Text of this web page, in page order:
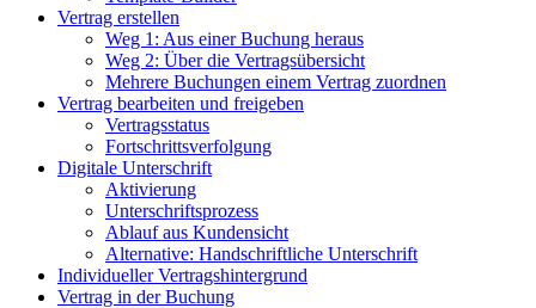
Vertrag erstellen
Weg 1: Aus einer Buchung heraus
Weg 2: Über die Vertragsübersicht
Mehrere Buchungen einem Vertrag zuordnen
Vertrag bearbeiten und freigeben
Vertragsstatus
Fortschrittsverfolgung
Digitale Unterschrift
Aktivierung
Unterschriftsprozess
Ablauf aus Kundensicht
Alternative: Handschriftliche Unterschrift
Individueller Vertragshintergrund
Vertrag in der Buchung